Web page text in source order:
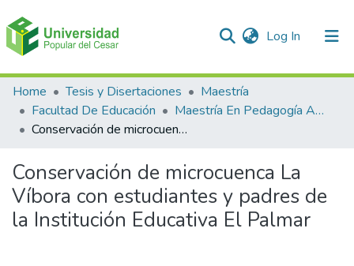
Log In (current)
Communities & Collections
All of DSpace
Home Tesis y Disertaciones
Maestría
Facultad De Educación
Maestría En Pedagogía Ambiental Para El desarrollo Sostenible
Conservación de microcuenca La Víbora con estudiantes y padres de la Institución Educativa El Palmar
Conservación de microcuenca La
Víbora con estudiantes y padres de
la Institución Educativa El Palmar